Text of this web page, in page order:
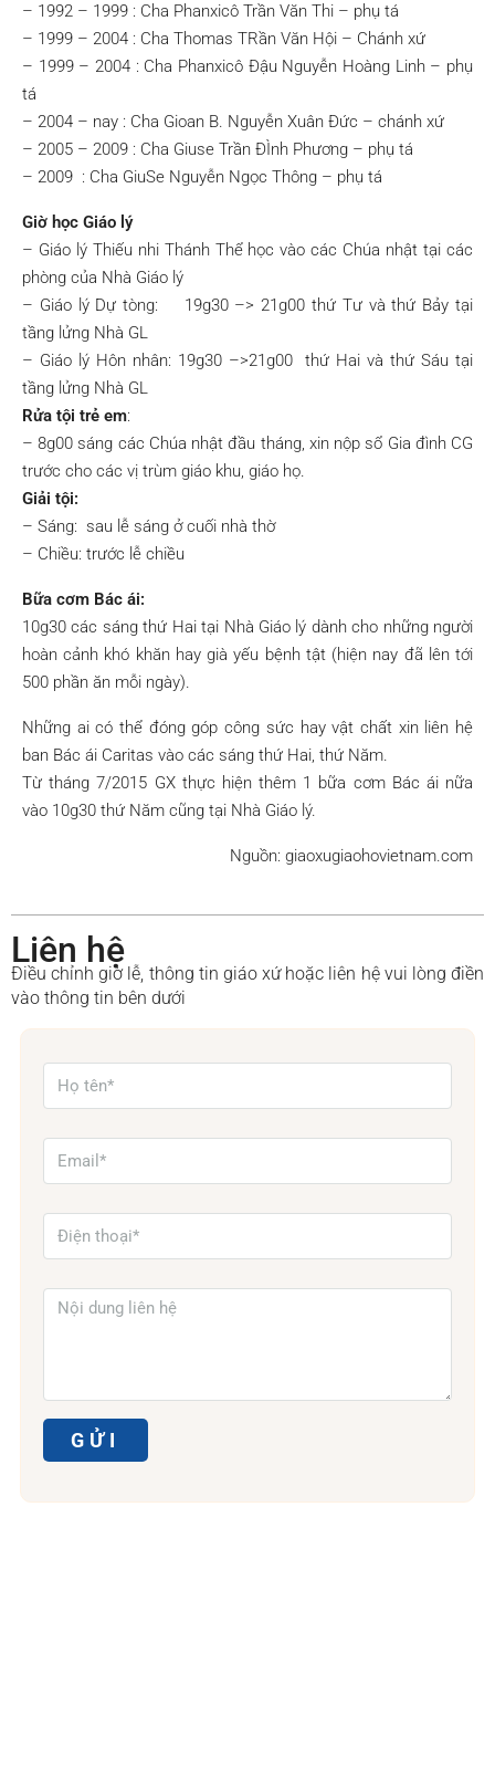
– 1992 – 1999 : Cha Phanxicô Trần Văn Thi – phụ tá
– 1999 – 2004 : Cha Thomas TRần Văn Hội – Chánh xứ
– 1999 – 2004 : Cha Phanxicô Đậu Nguyễn Hoàng Linh – phụ
tá
– 2004 – nay : Cha Gioan B. Nguyễn Xuân Đức – chánh xứ
– 2005 – 2009 : Cha Giuse Trần ĐÌnh Phương – phụ tá
– 2009 : Cha GiuSe Nguyễn Ngọc Thông – phụ tá
Giờ học Giáo lý
– Giáo lý Thiếu nhi Thánh Thể học vào các Chúa nhật tại các
phòng của Nhà Giáo lý
– Giáo lý Dự tòng: 19g30 –> 21g00 thứ Tư và thứ Bảy tại
tầng lửng Nhà GL
– Giáo lý Hôn nhân: 19g30 –>21g00 thứ Hai và thứ Sáu tại
tầng lửng Nhà GL
Rửa tội trẻ em:
– 8g00 sáng các Chúa nhật đầu tháng, xin nộp sổ Gia đình CG
trước cho các vị trùm giáo khu, giáo họ.
Giải tội:
– Sáng: sau lễ sáng ở cuối nhà thờ
– Chiều: trước lễ chiều
Bữa cơm Bác ái:
10g30 các sáng thứ Hai tại Nhà Giáo lý dành cho những người
hoàn cảnh khó khăn hay già yếu bệnh tật (hiện nay đã lên tới
500 phần ăn mỗi ngày).
Những ai có thể đóng góp công sức hay vật chất xin liên hệ
ban Bác ái Caritas vào các sáng thứ Hai, thứ Năm.
Từ tháng 7/2015 GX thực hiện thêm 1 bữa cơm Bác ái nữa
vào 10g30 thứ Năm cũng tại Nhà Giáo lý.
Nguồn: giaoxugiaohovietnam.com
Liên hệ
Điều chỉnh giờ lễ, thông tin giáo xứ hoặc liên hệ vui lòng điền
vào thông tin bên dưới